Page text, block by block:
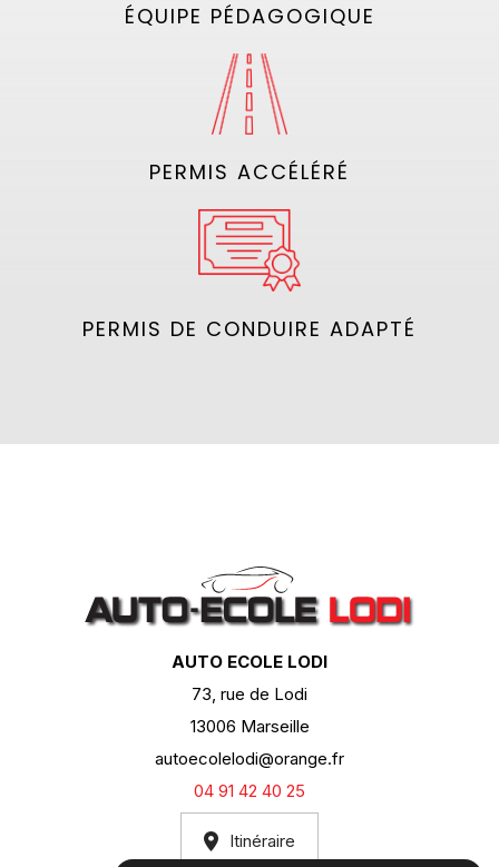
ÉQUIPE PÉDAGOGIQUE
PERMIS ACCÉLÉRÉ
PERMIS DE CONDUIRE ADAPTÉ
AUTO ECOLE LODI
73, rue de Lodi
13006 Marseille
autoecolelodi@orange.fr
04 91 42 40 25
Itinéraire